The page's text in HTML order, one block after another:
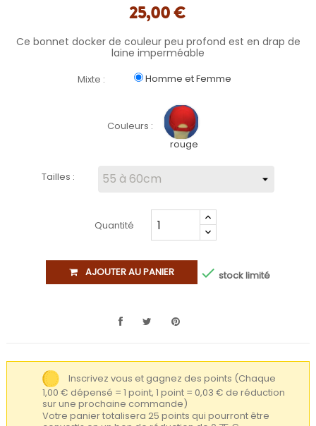
25,00 €
Ce bonnet docker de couleur peu profond est en drap de
laine imperméable
Mixte : Homme et Femme
Couleurs :
rouge
Tailles :
Quantité
AJOUTER AU PANIER  stock limité
Inscrivez vous et gagnez des points (Chaque
1,00 € dépensé = 1 point, 1 point = 0,03 € de réduction
sur une prochaine commande)
Votre panier totalisera 25 points qui pourront être